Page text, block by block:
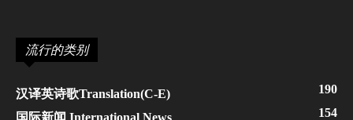
流行的类别
汉译英诗歌Translation(C-E) 190
154